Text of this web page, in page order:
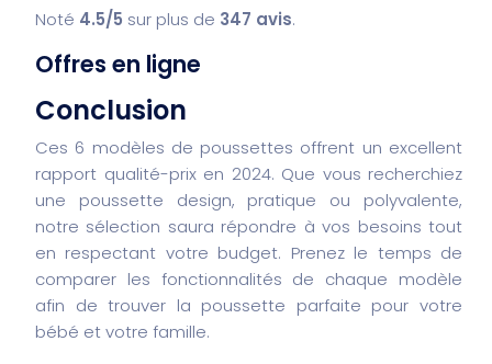
Noté 4.5/5 sur plus de 347 avis.
Offres en ligne
Conclusion
Ces 6 modèles de poussettes offrent un excellent
rapport qualité-prix en 2024. Que vous recherchiez
une poussette design, pratique ou polyvalente,
notre sélection saura répondre à vos besoins tout
en respectant votre budget. Prenez le temps de
comparer les fonctionnalités de chaque modèle
afin de trouver la poussette parfaite pour votre
bébé et votre famille.